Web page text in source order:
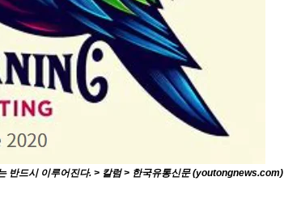
반드시 이루어진다. > 칼럼 > 한국유통신문 (youtongnews.com)